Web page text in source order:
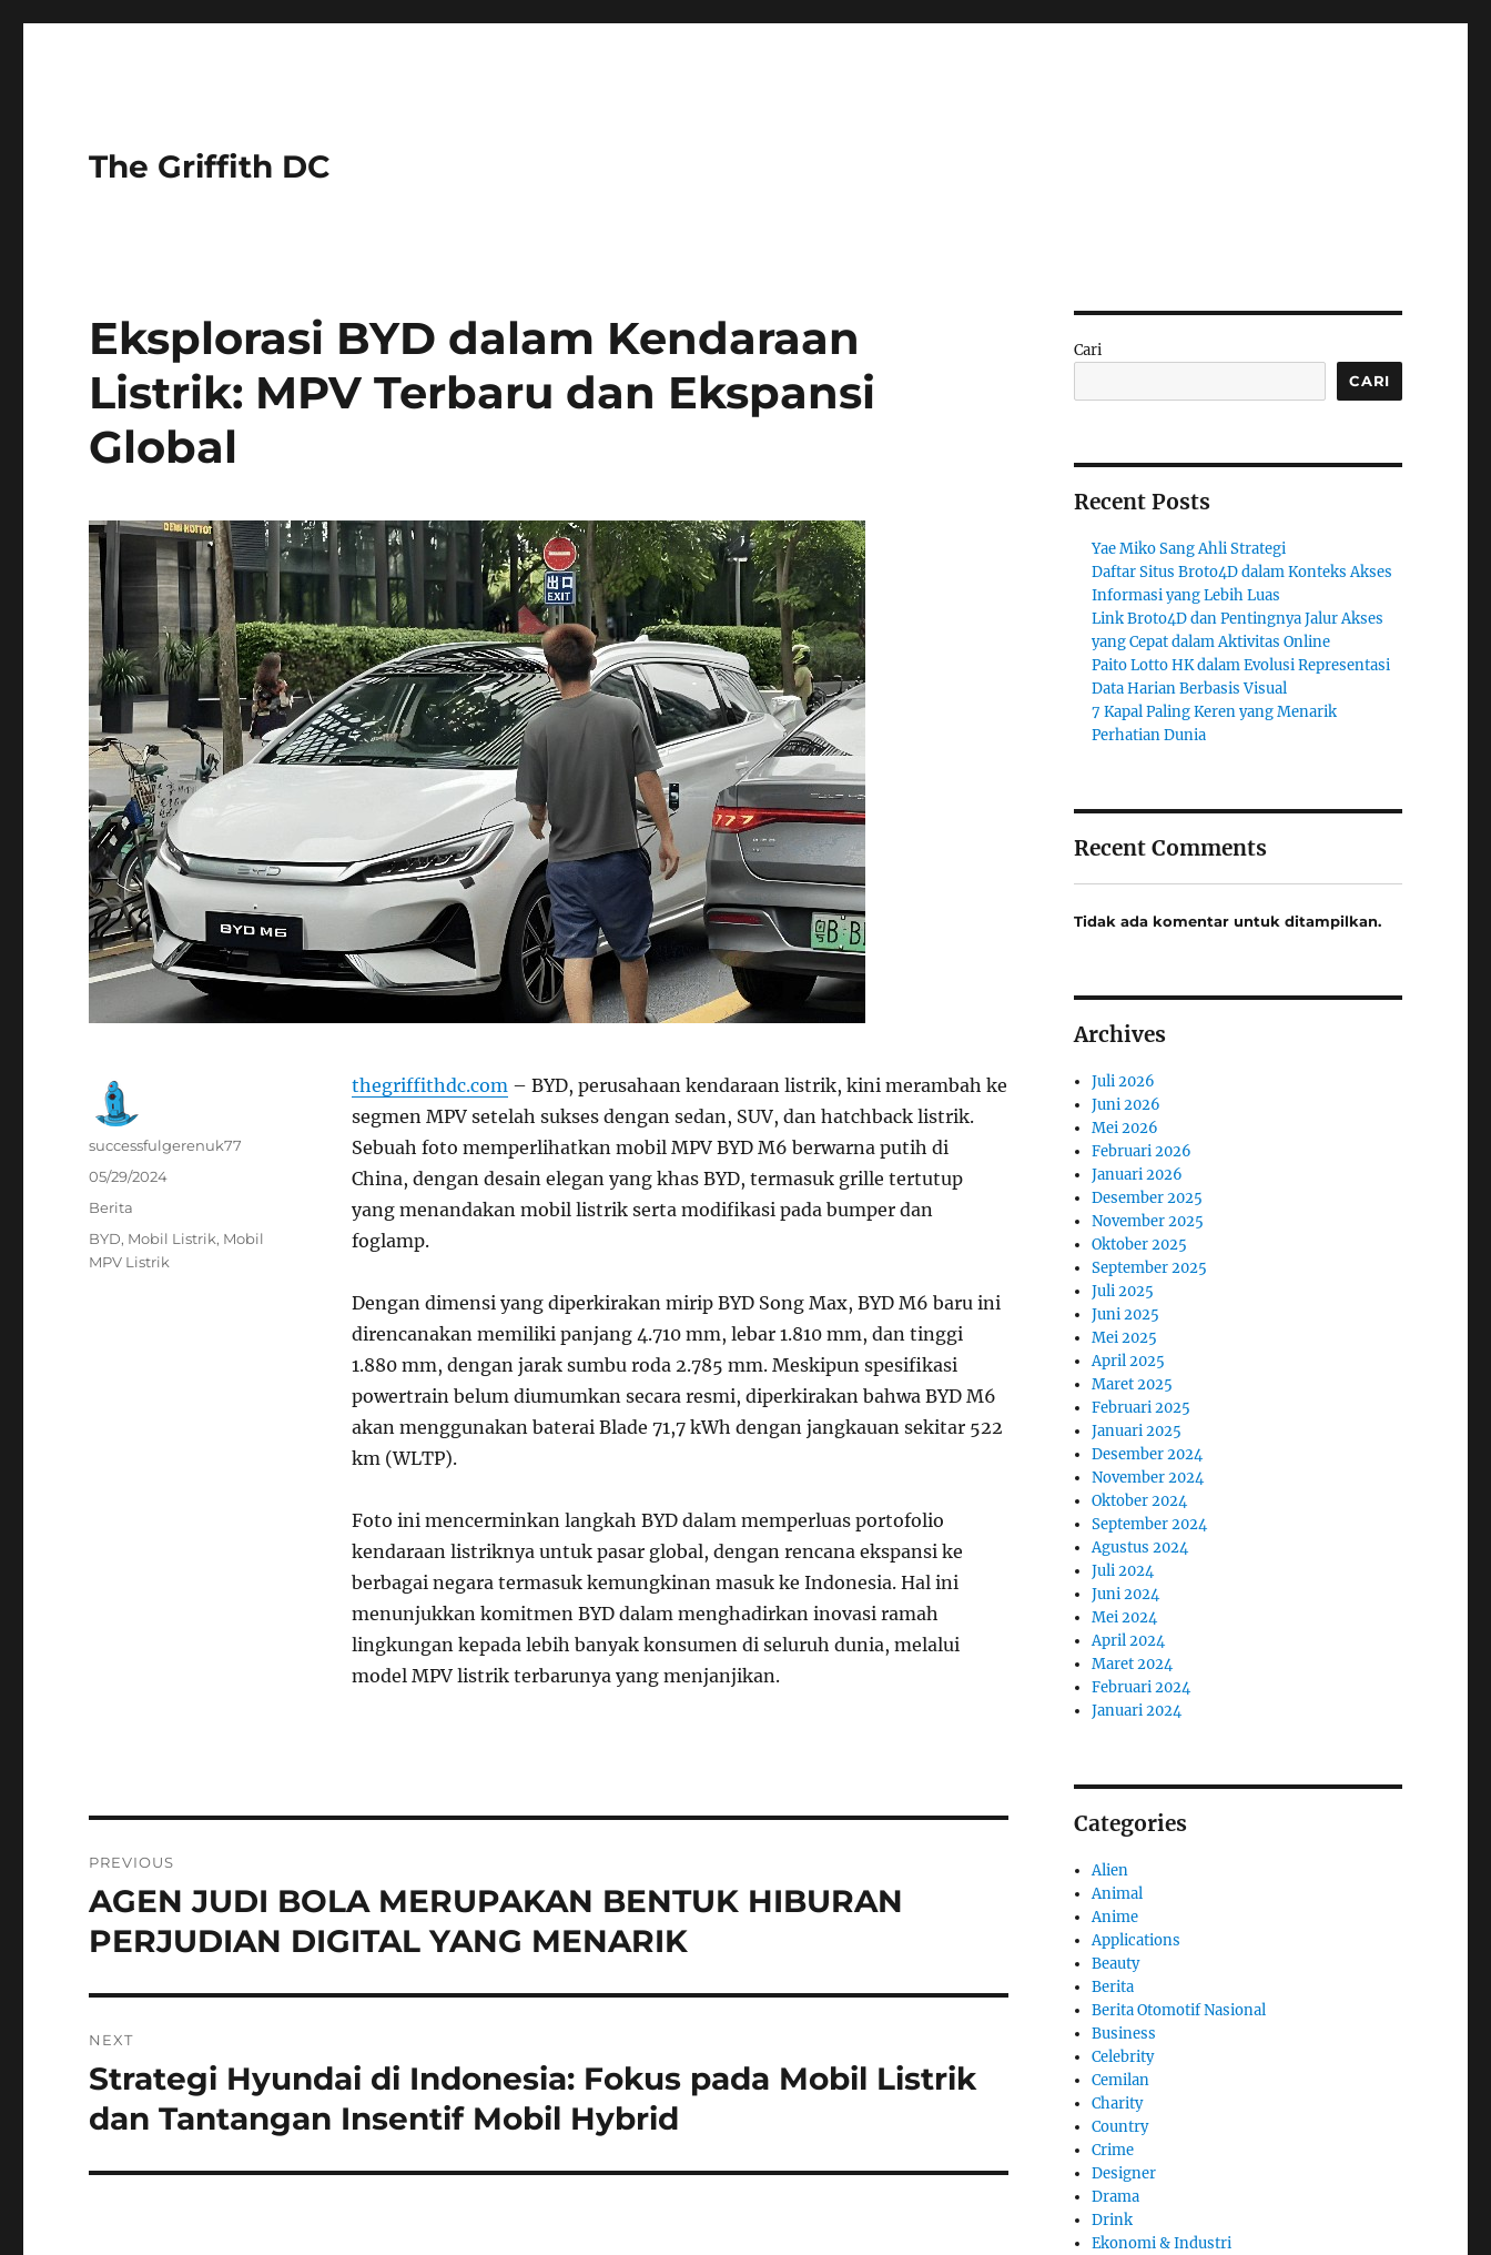
The Griffith DC
Eksplorasi BYD dalam Kendaraan
Listrik: MPV Terbaru dan Ekspansi
Global
thegriffithdc.com– BYD, perusahaan kendaraan listrik, kini merambah ke
segmen MPV setelah sukses dengan sedan, SUV, dan hatchback listrik.
Sebuah foto memperlihatkan mobil MPV BYD M6 berwarna putih di
China, dengan desain elegan yang khas BYD, termasuk grille tertutup
yang menandakan mobil listrik serta modifikasi pada bumper dan
foglamp.
Dengan dimensi yang diperkirakan mirip BYD Song Max, BYD M6 baru ini
direncanakan memiliki panjang 4.710 mm, lebar 1.810 mm, dan tinggi
1.880 mm, dengan jarak sumbu roda 2.785 mm. Meskipun spesifikasi
powertrain belum diumumkan secara resmi, diperkirakan bahwa BYD M6
akan menggunakan baterai Blade 71,7 kWh dengan jangkauan sekitar 522
km (WLTP).
Foto ini mencerminkan langkah BYD dalam memperluas portofolio
kendaraan listriknya untuk pasar global, dengan rencana ekspansi ke
berbagai negara termasuk kemungkinan masuk ke Indonesia. Hal ini
menunjukkan komitmen BYD dalam menghadirkan inovasi ramah
lingkungan kepada lebih banyak konsumen di seluruh dunia, melalui
model MPV listrik terbarunya yang menjanjikan.
Author
successfulgerenuk77
Posted
05/29/2024
Categories
Berita
Tags
BYD, Mobil Listrik, Mobil
MPV Listrik
pos
PREVIOUS
Previous
post:
AGEN JUDI BOLA MERUPAKAN BENTUK HIBURAN
PERJUDIAN DIGITAL YANG MENARIK
NEXT
Next
post:
Strategi Hyundai di Indonesia: Fokus pada Mobil Listrik
dan Tantangan Insentif Mobil Hybrid
Cari
CARI
Recent Posts
Yae Miko Sang Ahli Strategi
Daftar Situs Broto4D dalam Konteks Akses
Informasi yang Lebih Luas
Link Broto4D dan Pentingnya Jalur Akses
yang Cepat dalam Aktivitas Online
Paito Lotto HK dalam Evolusi Representasi
Data Harian Berbasis Visual
7 Kapal Paling Keren yang Menarik
Perhatian Dunia
Recent Comments
Tidak ada komentar untuk ditampilkan.
Archives
Juli 2026
Juni 2026
Mei 2026
Februari 2026
Januari 2026
Desember 2025
November 2025
Oktober 2025
September 2025
Juli 2025
Juni 2025
Mei 2025
April 2025
Maret 2025
Februari 2025
Januari 2025
Desember 2024
November 2024
Oktober 2024
September 2024
Agustus 2024
Juli 2024
Juni 2024
Mei 2024
April 2024
Maret 2024
Februari 2024
Januari 2024
Categories
Alien
Animal
Anime
Applications
Beauty
Berita
Berita Otomotif Nasional
Business
Celebrity
Cemilan
Charity
Country
Crime
Designer
Drama
Drink
Ekonomi & Industri